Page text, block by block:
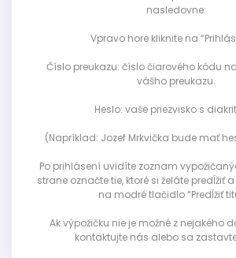
nasledovne:
Vpravo hore kliknite na
Číslo preukazu: číslo čiarového kódu
vášho preukazu.
Heslo: vaše priezvisko s
(Napríklad: Jozef Mrkvička bude mať
Po prihlásení uvidíte zoznam
strane označte tie, ktoré si želáte predĺžiť
na modré tlačidlo “Predĺžiť
Ak výpožičku nie je možné z nejakého
kontaktujte nás alebo sa